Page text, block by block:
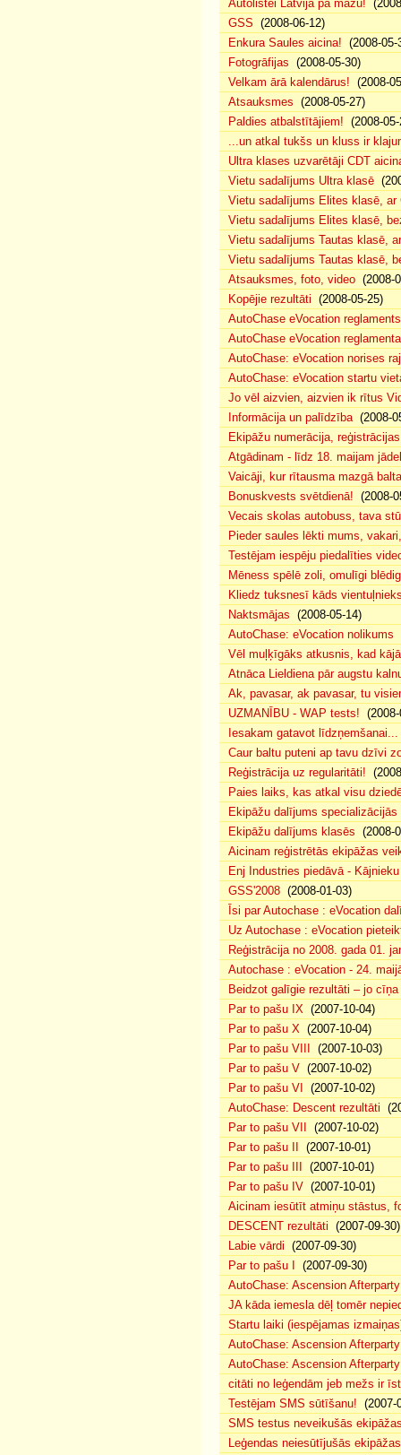
Autolistei Latvija pa mazu!
GSS (2008-06-12)
Enkura Saules aicina! (2008-05-
Fotogrāfijas (2008-05-30)
Velkam ārā kalendārus! (2008-
Atsauksmes (2008-05-27)
Paldies atbalstītājiem! (2008-
...un atkal tukšs un kluss ir
Ultra klases uzvarētāji CDT
Vietu sadalījums Ultra klasē
Vietu sadalījums Elites klasē, ar
Vietu sadalījums Elites klasē,
Vietu sadalījums Tautas klasē,
Vietu sadalījums Tautas klasē,
Atsauksmes, foto, video (2008-
Kopējie rezultāti (2008-05-25)
AutoChase eVocation reglaments
AutoChase eVocation
AutoChase: eVocation norises
AutoChase: eVocation startu
Jo vēl aizvien, aizvien ik rītus
Informācija un palīdzība(2008-
Ekipāžu numerācija,
Atgādinam - līdz 18. maijam
Vaicāji, kur rītausma mazgā
Bonuskvests svētdienā! (2008-
Vecais skolas autobuss, tava
Pieder saules lēkti mums,
Testējam iespēju piedalīties
Mēness spēlē zoli, omulīgi
Kliedz tuksnesī kāds
Naktsmājas (2008-05-14)
AutoChase: eVocation nolikums
Vēl muļķīgāks atkusnis, kad
Atnāca Lieldiena pār augstu
Ak, pavasar, ak pavasar, tu
UZMANĪBU - WAP tests!
Iesakam gatavot līdzņemšanai...
Caur baltu puteni ap tavu dzīvi
Reģistrācija uz regularitāti!
Paies laiks, kas atkal visu
Ekipāžu dalījums specializācijās
Ekipāžu dalījums klasēs (2008-
Aicinam reģistrētās ekipāžas
Enj Industries piedāvā -
GSS'2008 (2008-01-03)
Īsi par Autochase : eVocation
Uz Autochase : eVocation
Reģistrācija no 2008. gada 01.
Autochase : eVocation - 24.
Beidzot galīgie rezultāti – jo
Par to pašu IX (2007-10-04)
Par to pašu X (2007-10-04)
Par to pašu VIII
(2007-10-03)
Par to pašu V (2007-10-02)
Par to pašu VI
(2007-10-02)
AutoChase: Descent rezultāti
Par to pašu VII
(2007-10-02)
Par to pašu II
(2007-10-01)
Par to pašu III
(2007-10-01)
Par to pašu IV (2007-10-01)
Aicinam iesūtīt atmiņu stāstus,
DESCENT rezultāti (2007-09-30)
Labie vārdi (2007-09-30)
Par to pašu I
(2007-09-30)
AutoChase: Ascension
JA kāda iemesla dēļ tomēr
Startu laiki (iespējamas
AutoChase: Ascension
AutoChase: Ascension
citāti no leģendām jeb mežs ir
Testējam SMS sūtīšanu! (2007-
SMS testus neveikušās
Leģendas neiesūtījušās ekipāžas